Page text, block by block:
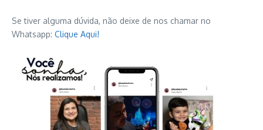
Se tiver alguma dúvida, não deixe de nos chamar no
Whatsapp: Clique Aqui!